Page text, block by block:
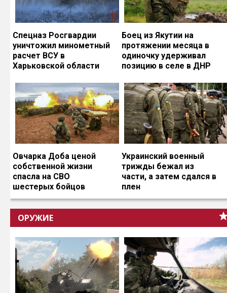
Спецназ Росгвардии
уничтожил минометный
расчет ВСУ в
Харьковской области
Боец из Якутии на
протяжении месяца в
одиночку удерживал
позицию в селе в ДНР
Овчарка Доба ценой
собственной жизни
спасла на СВО
шестерых бойцов
Украинский военный
трижды бежал из
части, а затем сдался в
плен
ОРУЖИЕ